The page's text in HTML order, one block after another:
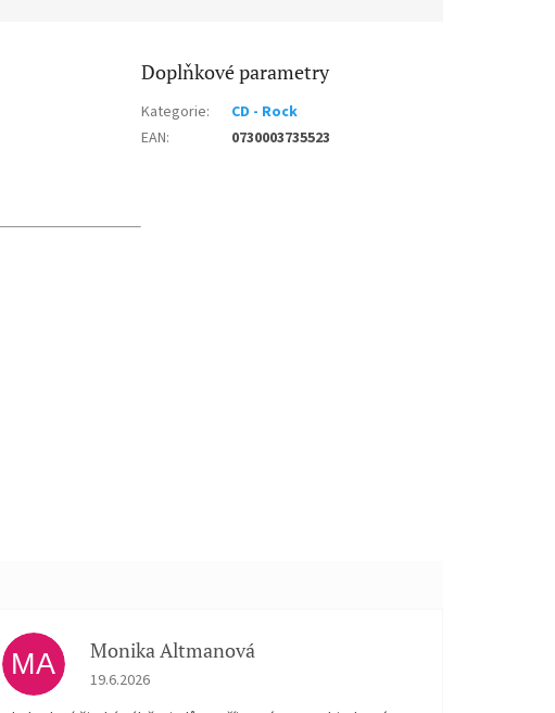
Doplňkové parametry
Kategorie:
CD - Rock
EAN: 0730003735523
MA Monika Altmanová
Hodnocení obchodu je 5 z 5 hvězdiček.
19.6.2026